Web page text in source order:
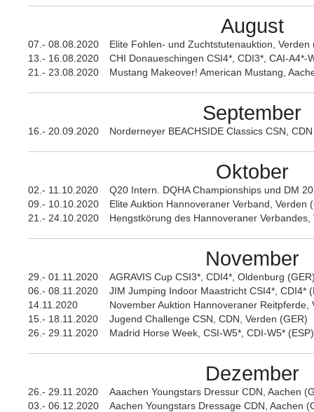
August
07.- 08.08.2020
Elite Fohlen- und Zuchtstutenauktion, Verden
13.- 16.08.2020
CHI Donaueschingen CSI4*, CDI3*, CAI-A4*-
21.- 23.08.2020
Mustang Makeover! American Mustang,
September
16.- 20.09.2020 Norderneyer BEACHSIDE Classics CSN,
Oktober
02.- 11.10.2020
Q20 Intern. DQHA Championships und DM
09.- 10.10.2020
Elite Auktion Hannoveraner Verband, Verden
21.- 24.10.2020
Hengstkörung des Hannoveraner Verbandes,
November
29.- 01.11.2020
AGRAVIS Cup CSI3*, CDI4*, Oldenburg
06.- 08.11.2020
JIM Jumping Indoor Maastricht CSI4*, CDI4*
14.11.2020
November Auktion Hannoveraner Reitpferde,
15.- 18.11.2020
Jugend Challenge CSN, CDN, Verden (GER)
26.- 29.11.2020
Madrid Horse Week, CSI-W5*, CDI-W5* (ESP)
Dezember
26.- 29.11.2020
Aaachen Youngstars Dressur CDN, Aachen
03.- 06.12.2020
Aachen Youngstars Dressage CDN, Aachen